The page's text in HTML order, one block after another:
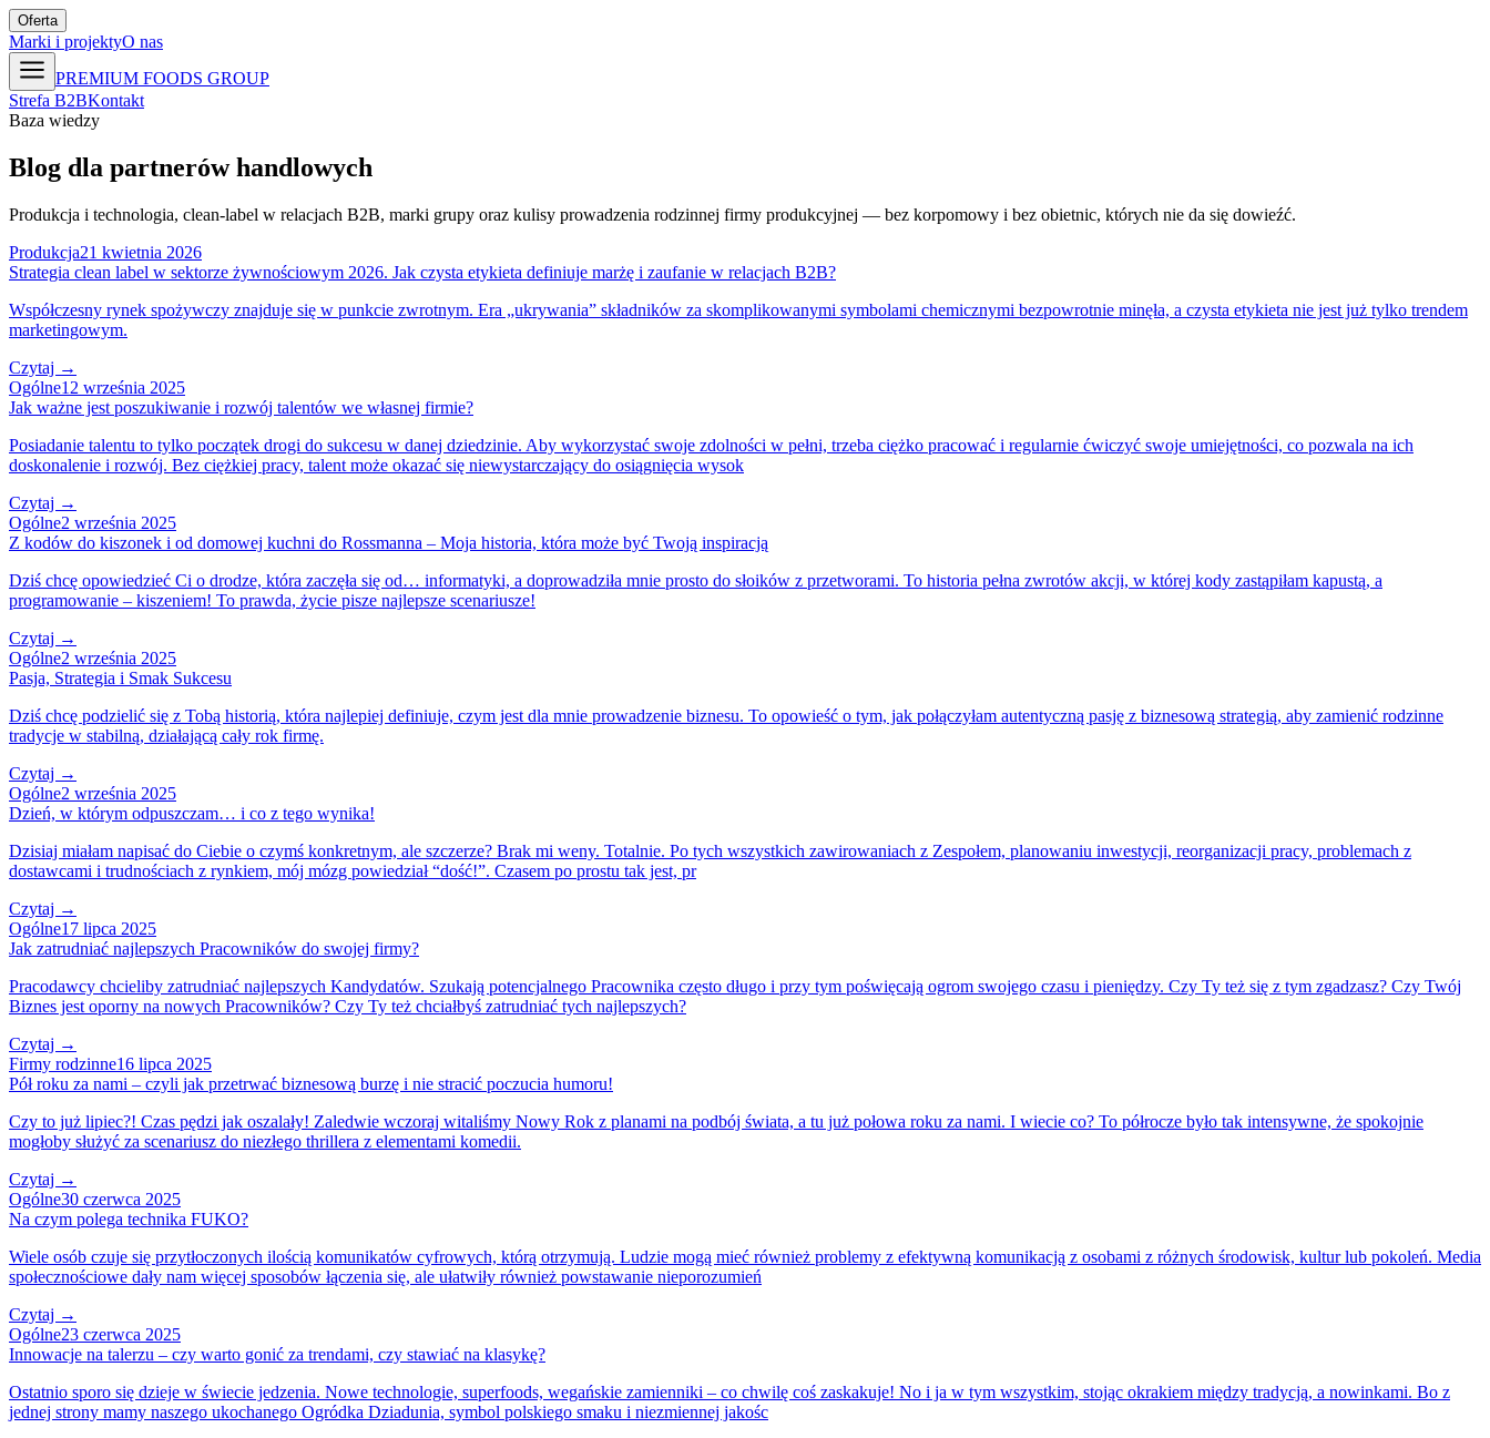
Oferta
Marki i projektyO nas
PREMIUM FOODS GROUP
Strefa B2BKontakt
Baza wiedzy
Blog dla partnerów handlowych
Produkcja i technologia, clean-label w relacjach B2B, marki grupy oraz kulisy prowadzenia rodzinnej firmy produkcyjnej — bez korpomowy i bez obietnic, których nie da się dowieźć.
Produkcja21 kwietnia 2026
Strategia clean label w sektorze żywnościowym 2026. Jak czysta etykieta definiuje marżę i zaufanie w relacjach B2B?
Współczesny rynek spożywczy znajduje się w punkcie zwrotnym. Era „ukrywania” składników za skomplikowanymi symbolami chemicznymi bezpowrotnie minęła, a czysta etykieta nie jest już tylko trendem
marketingowym.
Czytaj →
Ogólne12 września 2025
Jak ważne jest poszukiwanie i rozwój talentów we własnej firmie?
Posiadanie talentu to tylko początek drogi do sukcesu w danej dziedzinie. Aby wykorzystać swoje zdolności w pełni, trzeba ciężko pracować i regularnie ćwiczyć swoje umiejętności, co pozwala na ich
doskonalenie i rozwój. Bez ciężkiej pracy, talent może okazać się niewystarczający do osiągnięcia wysok
Czytaj →
Ogólne2 września 2025
Z kodów do kiszonek i od domowej kuchni do Rossmanna – Moja historia, która może być Twoją inspiracją
Dziś chcę opowiedzieć Ci o drodze, która zaczęła się od… informatyki, a doprowadziła mnie prosto do słoików z przetworami. To historia pełna zwrotów akcji, w której kody zastąpiłam kapustą, a
programowanie – kiszeniem! To prawda, życie pisze najlepsze scenariusze!
Czytaj →
Ogólne2 września 2025
Pasja, Strategia i Smak Sukcesu
Dziś chcę podzielić się z Tobą historią, która najlepiej definiuje, czym jest dla mnie prowadzenie biznesu. To opowieść o tym, jak połączyłam autentyczną pasję z biznesową strategią, aby zamienić rodzinne
tradycje w stabilną, działającą cały rok firmę.
Czytaj →
Ogólne2 września 2025
Dzień, w którym odpuszczam… i co z tego wynika!
Dzisiaj miałam napisać do Ciebie o czymś konkretnym, ale szczerze? Brak mi weny. Totalnie. Po tych wszystkich zawirowaniach z Zespołem, planowaniu inwestycji, reorganizacji pracy, problemach z
dostawcami i trudnościach z rynkiem, mój mózg powiedział “dość!”. Czasem po prostu tak jest, pr
Czytaj →
Ogólne17 lipca 2025
Jak zatrudniać najlepszych Pracowników do swojej firmy?
Pracodawcy chcieliby zatrudniać najlepszych Kandydatów. Szukają potencjalnego Pracownika często długo i przy tym poświęcają ogrom swojego czasu i pieniędzy. Czy Ty też się z tym zgadzasz? Czy Twój
Biznes jest oporny na nowych Pracowników? Czy Ty też chciałbyś zatrudniać tych najlepszych?
Czytaj →
Firmy rodzinne16 lipca 2025
Pół roku za nami – czyli jak przetrwać biznesową burzę i nie stracić poczucia humoru!
Czy to już lipiec?! Czas pędzi jak oszalały! Zaledwie wczoraj witaliśmy Nowy Rok z planami na podbój świata, a tu już połowa roku za nami. I wiecie co? To półrocze było tak intensywne, że spokojnie
mogłoby służyć za scenariusz do niezłego thrillera z elementami komedii.
Czytaj →
Ogólne30 czerwca 2025
Na czym polega technika FUKO?
Wiele osób czuje się przytłoczonych ilością komunikatów cyfrowych, którą otrzymują. Ludzie mogą mieć również problemy z efektywną komunikacją z osobami z różnych środowisk, kultur lub pokoleń. Media
społecznościowe dały nam więcej sposobów łączenia się, ale ułatwiły również powstawanie nieporozumień
Czytaj →
Ogólne23 czerwca 2025
Innowacje na talerzu – czy warto gonić za trendami, czy stawiać na klasykę?
Ostatnio sporo się dzieje w świecie jedzenia. Nowe technologie, superfoods, wegańskie zamienniki – co chwilę coś zaskakuje! No i ja w tym wszystkim, stojąc okrakiem między tradycją, a nowinkami. Bo z
jednej strony mamy naszego ukochanego Ogródka Dziadunia, symbol polskiego smaku i niezmiennej jakośc